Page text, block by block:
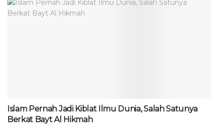
Islam Pernah Jadi Kiblat Ilmu Dunia, Salah Satunya
Berkat Bayt Al Hikmah